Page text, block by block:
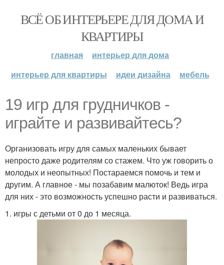
ВСЁ ОБ ИНТЕРЬЕРЕ ДЛЯ ДОМА И
КВАРТИРЫ
главная
интерьер для дома
интерьер для квартиры
идеи дизайна мебель
19 игр для грудничков -
играйте и развивайтесь?
Организовать игру для самых маленьких бывает
непросто даже родителям со стажем. Что уж говорить о
молодых и неопытных! Постараемся помочь и тем и
другим. А главное - мы позабавим малюток! Ведь игра
для них - это возможность успешно расти и развиваться.
1. игры с детьми от 0 до 1 месяца.